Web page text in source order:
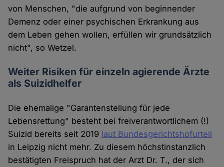
von Menschen, "die aufgrund von beginnender
Demenz oder einer psychischen Erkrankung aus
dem Leben gehen wollen, erfüllen wir grundsätzlich
nicht", so Wetzel.
Weiter Risiken für einzeln agierende Ärzte
als Suizidhelfer
Die ehemalige "Garantenstellung für jede
Lebensrettung" besteht bei freiverantwortlichem (!)
Suizid bereits seit 2019 laut Bundesgerichtshofurteil
in Leipzig nicht mehr. Zu diesem höchstinstanzlich
bestätigten Freispruch hat der Arzt Dr. T., der sich